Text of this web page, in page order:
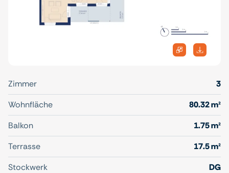
Zimmer
3
Wohnfläche
80.32 m²
Balkon
1.75 m²
Terrasse
17.5 m²
Stockwerk
DG